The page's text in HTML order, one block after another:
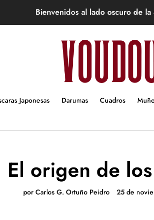
Bienvenidos al lado oscuro de la
Japonesas Darumas Cuadros
El origen de
por Carlos G. Ortuño Peidro 25 de